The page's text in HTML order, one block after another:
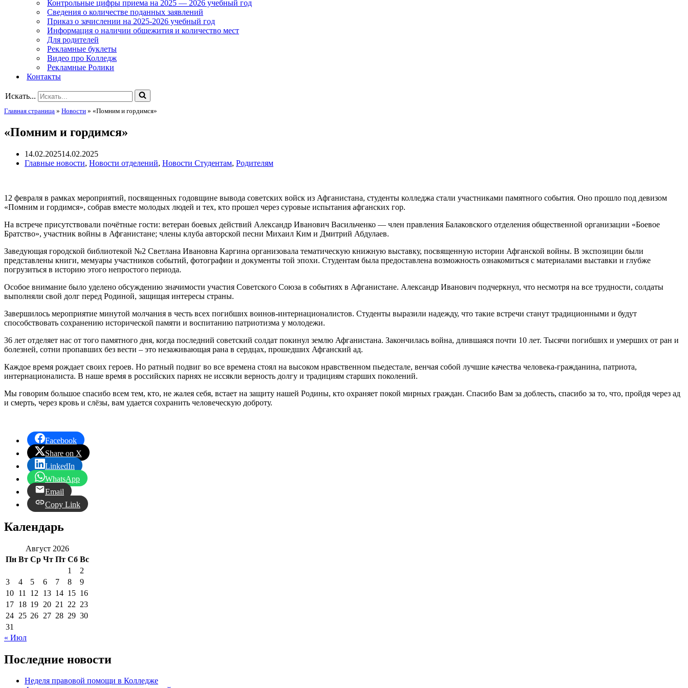
Контрольные цифры приема на 2025 — 2026 учебный год
Сведения о количестве поданных заявлений
Приказ о зачислении на 2025-2026 учебный год
Информация о наличии общежития и количество мест
Для родителей
Рекламные буклеты
Видео про Колледж
Рекламные Ролики
Контакты
Искать...
Главная страница » Новости » «Помним и гордимся»
«Помним и гордимся»
14.02.202514.02.2025
Главные новости, Новости отделений, Новости Студентам, Родителям
12 февраля в рамках мероприятий, посвященных годовщине вывода советских войск из Афганистана, студенты колледжа стали участниками памятного события. Оно прошло под девизом
«Помним и гордимся», собрав вместе молодых людей и тех, кто прошел через суровые испытания афганских гор.
На встрече присутствовали почётные гости: ветеран боевых действий Александр Иванович Васильченко — член правления Балаковского отделения общественной организации «Боевое
Братство», участник войны в Афганистане; члены клуба авторской песни Михаил Ким и Дмитрий Абдулаев.
Заведующая городской библиотекой №2 Светлана Ивановна Каргина организовала тематическую книжную выставку, посвященную истории Афганской войны. В экспозиции были
представлены книги, мемуары участников событий, фотографии и документы той эпохи. Студентам была предоставлена возможность ознакомиться с материалами выставки и глубже
погрузиться в историю этого непростого периода.
Особое внимание было уделено обсуждению значимости участия Советского Союза в событиях в Афганистане. Александр Иванович подчеркнул, что несмотря на все трудности, солдаты
выполняли свой долг перед Родиной, защищая интересы страны.
Завершилось мероприятие минутой молчания в честь всех погибших воинов-интернационалистов. Студенты выразили надежду, что такие встречи станут традиционными и будут
способствовать сохранению исторической памяти и воспитанию патриотизма у молодежи.
36 лет отделяет нас от того памятного дня, когда последний советский солдат покинул землю Афганистана. Закончилась война, длившаяся почти 10 лет. Тысячи погибших и умерших от ран и
болезней, сотни пропавших без вести – это незаживающая рана в сердцах, прошедших Афганский ад.
Каждое время рождает своих героев. Но ратный подвиг во все времена стоял на высоком нравственном пьедестале, венчая собой лучшие качества человека-гражданина, патриота,
интернационалиста. В наше время в российских парнях не иссякли верность долгу и традициям старших поколений.
Мы говорим большое спасибо всем тем, кто, не жалея себя, встает на защиту нашей Родины, кто охраняет покой мирных граждан. Спасибо Вам за доблесть, спасибо за то, что, пройдя через ад
и смерть, через кровь и слёзы, вам удается сохранить человеческую доброту.
Facebook
Share on X
LinkedIn
WhatsApp
Email
Copy Link
Календарь
Август 2026
Пн Вт Ср Чт Пт Сб Вс
1
2
3
4 5 6 7 8
9
10 11 12 13 14 15 16
17 18 19 20 21 22 23
24 25 26 27 28 29 30
31
« Июл
Последние новости
Неделя правовой помощи в Колледже